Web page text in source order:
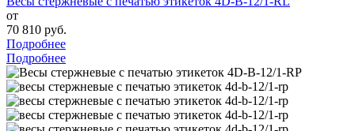
от
70 810 руб.
Подробнее
Подробнее